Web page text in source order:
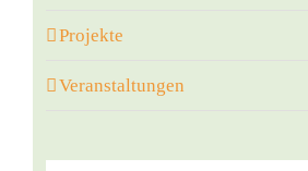
Projekte
Veranstaltungen